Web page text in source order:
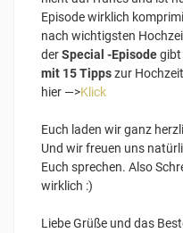
Episode wirklich
nach wichtigsten
derSpecial -Episodegibt
mit 15 Tippszur
hier —>Klick
Euch laden wir ganz
Und wir freuen uns
Euch sprechen. Also
wirklich :)
Liebe Grüße und das